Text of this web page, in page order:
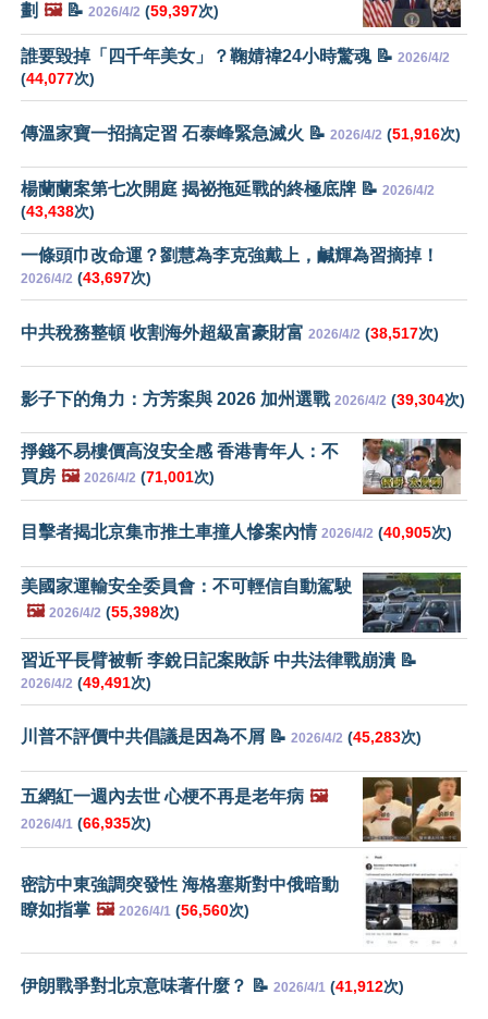
劃 🖼️📝 2026/4/2 (59,397次)
誰要毀掉「四千年美女」？鞠婧禕24小時驚魂 📝 2026/4/2
(44,077次)
傳溫家寶一招搞定習 石泰峰緊急滅火 📝 2026/4/2 (51,916次)
楊蘭蘭案第七次開庭 揭祕拖延戰的終極底牌 📝 2026/4/2
(43,438次)
一條頭巾改命運？劉慧為李克強戴上，鹹輝為習摘掉！
2026/4/2 (43,697次)
中共稅務整頓 收割海外超級富豪財富 2026/4/2 (38,517次)
影子下的角力：方芳案與 2026 加州選戰 2026/4/2 (39,304次)
掙錢不易樓價高沒安全感 香港青年人：不
買房 🖼️ 2026/4/2 (71,001次)
目擊者揭北京集市推土車撞人慘案內情 2026/4/2 (40,905次)
美國家運輸安全委員會：不可輕信自動駕駛
🖼️ 2026/4/2 (55,398次)
習近平長臂被斬 李銳日記案敗訴 中共法律戰崩潰 📝
2026/4/2 (49,491次)
川普不評價中共倡議是因為不屑 📝 2026/4/2 (45,283次)
五網紅一週內去世 心梗不再是老年病 🖼️
2026/4/1 (66,935次)
密訪中東強調突發性 海格塞斯對中俄暗動
瞭如指掌 🖼️ 2026/4/1 (56,560次)
伊朗戰爭對北京意味著什麼？ 📝 2026/4/1 (41,912次)